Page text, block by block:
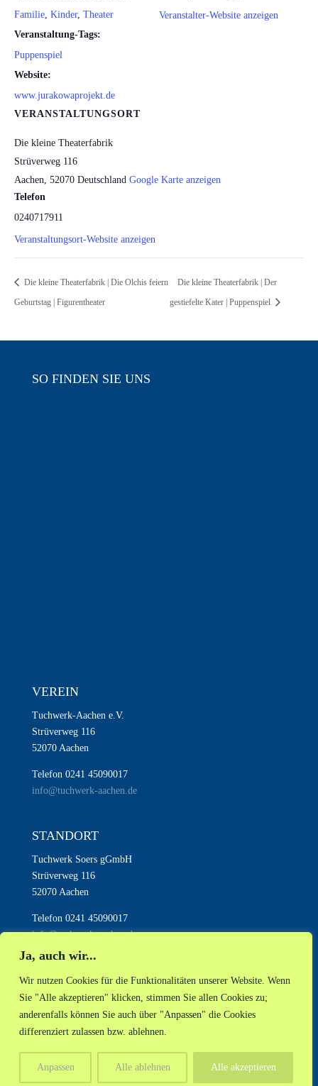
Ja, auch wir...
Wir nutzen Cookies für die Funktionalitäten unserer Website. Wenn
Sie "Alle akzeptieren" klicken, stimmen Sie allen Cookies zu;
anderenfalls können Sie auch über "Anpassen" die Cookies
differenziert zulassen bzw. ablehnen.
Anpassen Alle ablehnen Alle akzeptieren
Familie, Kinder, Theater
Veranstaltung-Tags:
Puppenspiel
Website:
www.jurakowaprojekt.de
VERANSTALTUNGSORT
Die kleine Theaterfabrik
Strüverweg 116
Aachen, 52070 Deutschland Google Karte anzeigen
Telefon
0240717911
Veranstaltungsort-Website anzeigen
Veranstalter-Website anzeigen
Die kleine Theaterfabrik | Die Olchis feiern
Geburtstag | Figurentheater
Die kleine Theaterfabrik | Der
gestiefelte Kater | Puppenspiel
SO FINDEN SIE UNS
VEREIN
Tuchwerk-Aachen e.V.
Strüverweg 116
52070 Aachen
Telefon 0241 45090017
info@tuchwerk-aachen.de
STANDORT
Tuchwerk Soers gGmbH
Strüverweg 116
52070 Aachen
Telefon 0241 45090017
info@tuchwerk-aachen.de
NEWSLETTER
IMPRESSUM
DATENSCHUTZ